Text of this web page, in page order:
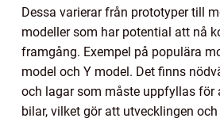
Dessa varierar från prototyper till
modeller som har potential att nå
framgång. Exempel på populära
model och Y model. Det finns
och lagar som måste uppfyllas för
bilar, vilket gör att utvecklingen